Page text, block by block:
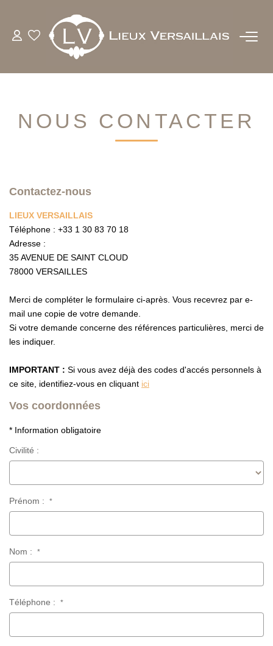
NOTRE EQUIPE
NOS ACTUALITES
EN
NOUS CONTACTER
Contactez-nous
LIEUX VERSAILLAIS
Téléphone : +33 1 30 83 70 18
Adresse :
35 AVENUE DE SAINT CLOUD
78000 VERSAILLES
Merci de compléter le formulaire ci-après. Vous recevrez par e-
mail une copie de votre demande.
Si votre demande concerne des références particulières, merci de
les indiquer.
IMPORTANT : Si vous avez déjà des codes d'accés personnels à
ce site, identifiez-vous en cliquant ici
Vos coordonnées
* Information obligatoire
Civilité :
Prénom : *
Nom : *
Téléphone : *